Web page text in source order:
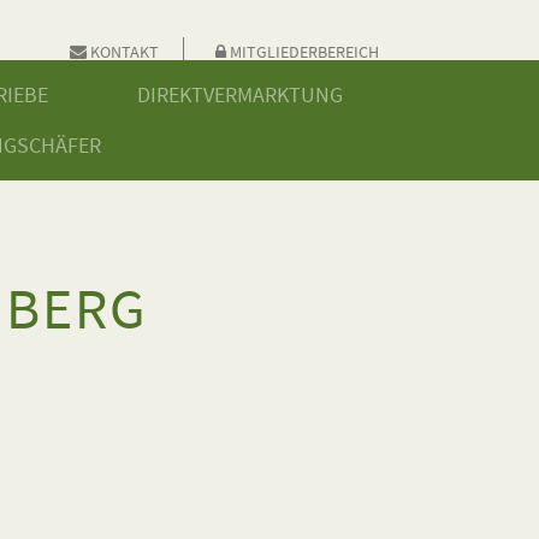
KONTAKT MITGLIEDERBEREICH
DIREKTVERMARKTUNG